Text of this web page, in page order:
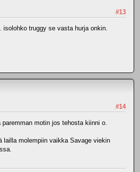
#13
isolohko truggy se vasta hurja onkin.
#14
paremman motin jos tehosta kiinni o.
lailla molempiin vaikka Savage viekin